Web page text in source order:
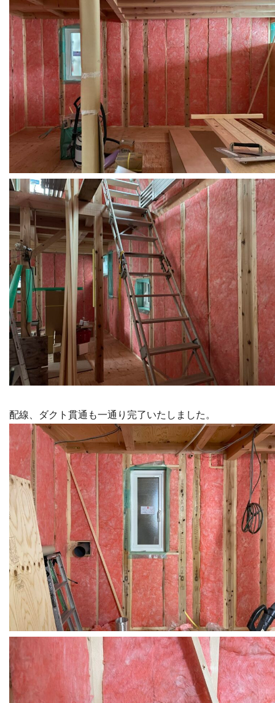
配線、ダクト貫通も一通り完了いたしました。